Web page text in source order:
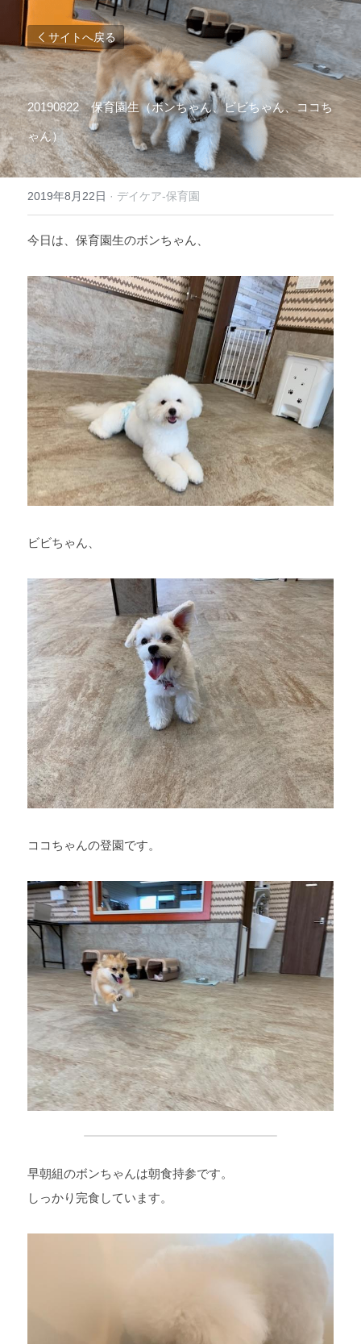
サイトへ戻る
20190822 保育園生（ボンちゃん、ビビちゃん、ココち
ゃん）
2019年8月22日 · デイケア-保育園
今日は、保育園生のボンちゃん、
ビビちゃん、
ココちゃんの登園です。
早朝組のボンちゃんは朝食持参です。
しっかり完食しています。